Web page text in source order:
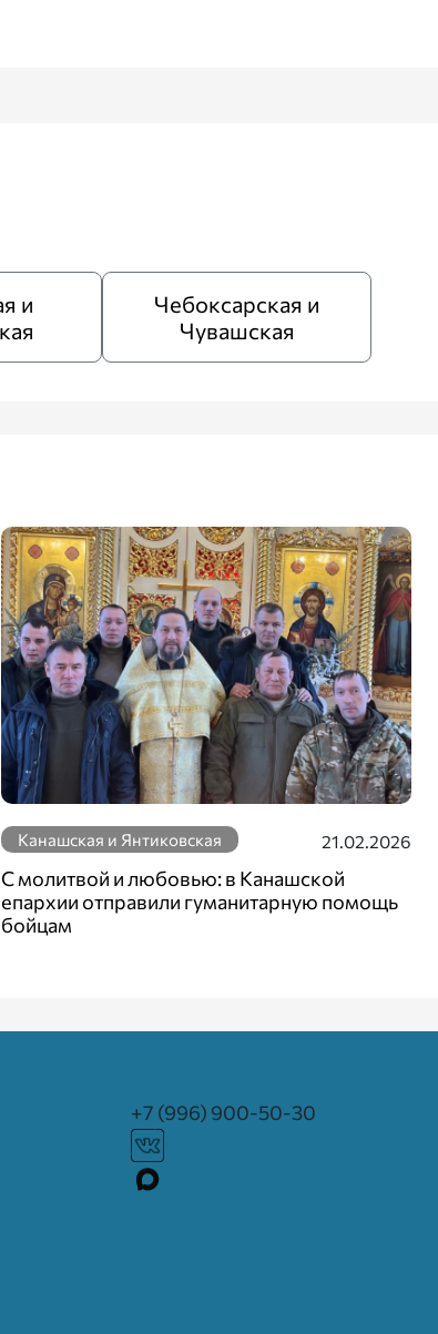
и
Чебоксарская и
Чувашская
Канашская и Янтиковская 21.02.2026
С молитвой и любовью: в Канашской
епархии отправили гуманитарную помощь
бойцам
+7 (996) 900-50-30